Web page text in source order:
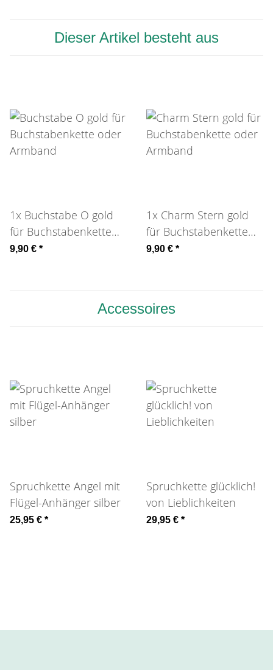
Dieser Artikel besteht aus
1x Buchstabe O gold
für Buchstabenkette
oder Armband
9,90 € *
1x Charm Stern gold
für Buchstabenkette
oder Armband
9,90 € *
Accessoires
Spruchkette Angel mit
Flügel-Anhänger silber
25,95 € *
Spruchkette glücklich!
von Lieblichkeiten
29,95 € *